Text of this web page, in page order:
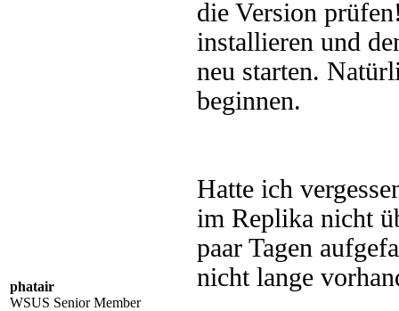
phatair
WSUS Senior Member
die Version
installieren und
neu starten.
beginnen.
Hatte ich
im Replika nicht
paar Tagen
nicht lange